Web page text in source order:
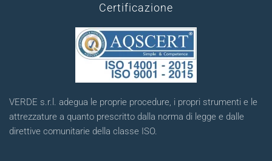
Certificazione
VERDE s.r.l. adegua le proprie procedure, i propri strumenti e le
attrezzature a quanto prescritto dalla norma di legge e dalle
direttive comunitarie della classe ISO.